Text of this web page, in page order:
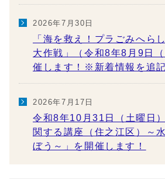
2026年7月30日
「海を救え！プラごみへ
大作戦」（令和8年8月9日
催します！※新着情報を追記
2026年7月17日
令和8年10月31日（土曜日
関する講座（住之江区）～
ぼう～」を開催します！